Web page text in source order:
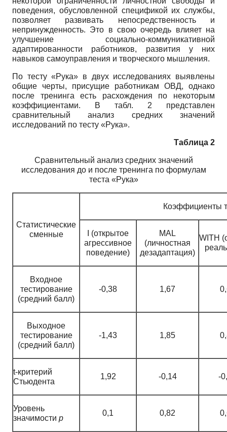
поведения, обусловленной спецификой их службы,
позволяет развивать непосредственность и
непринужденность. Это в свою очередь влияет на
улучшение социально-коммуникативной
адаптированности работников, развития у них
навыков самоуправления и творческого мышления.
По тесту «Рука» в двух исследованиях выявлены
общие черты, присущие работникам ОВД, однако
после тренинга есть расхождения по некоторым
коэффициентами. В табл. 2 представлен
сравнительный анализ средних значений
исследований по тесту «Рука».
Таблица 2
Сравнительный анализ средних значений
исследования до и после тренинга по формулам
теста «Рука»
Статистические
сменные
Коэффициенты
I (открытое
агрессивное
поведение)
MAL
(личностная
дезадаптация)
WITH
Входное
тестирование
(средний балл)
-0,38 1,67
Выходное
тестирование
(средний балл)
-1,43 1,85
t-критерий
Стьюдента
1,92 -0,14 -
Уровень
значимости p
0,1 0,82